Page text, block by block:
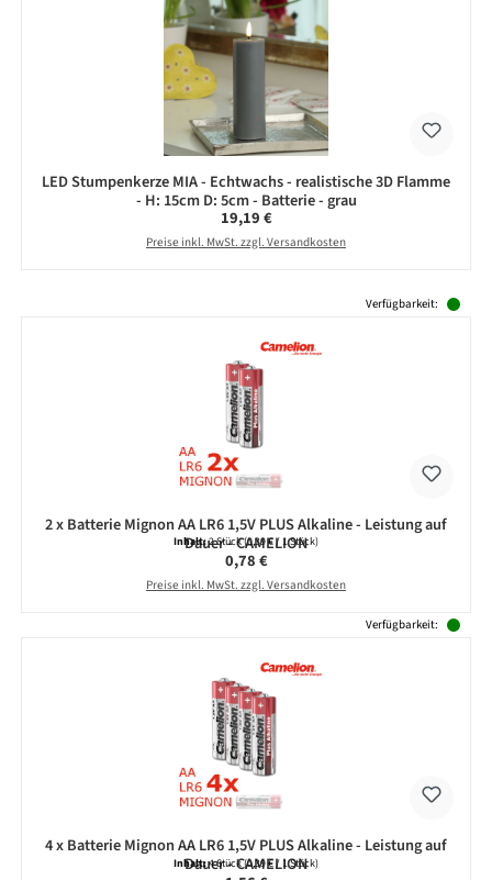
LED Stumpenkerze MIA - Echtwachs - realistische 3D Flamme
- H: 15cm D: 5cm - Batterie - grau
Regulärer Preis:
19,19 €
Preise inkl. MwSt. zzgl. Versandkosten
Verfügbarkeit:
2 x Batterie Mignon AA LR6 1,5V PLUS Alkaline - Leistung auf
Dauer - CAMELION
Inhalt:2 Stück(0,39 € / 1 Stück)
Regulärer Preis:
0,78 €
Preise inkl. MwSt. zzgl. Versandkosten
Verfügbarkeit:
4 x Batterie Mignon AA LR6 1,5V PLUS Alkaline - Leistung auf
Dauer - CAMELION
Inhalt:4 Stück(0,39 € / 1 Stück)